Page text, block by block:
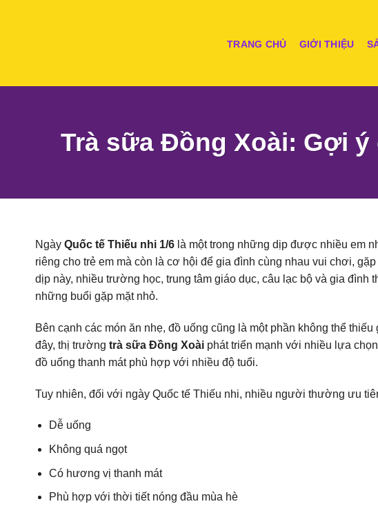
TRANG CHỦ GIỚI THIỆU
Trà sữa Đồng Xoài: Gợi
Ngày Quốc tế Thiếu nhi 1/6là một trong những dịp được nhiều em
riêng cho trẻ em mà còn là cơ hội để gia đình cùng nhau vui chơi,
dịp này, nhiều trường học, trung tâm giáo dục, câu lạc bộ và gia
những buổi gặp mặt nhỏ.
Bên cạnh các món ăn nhẹ, đồ uống cũng là một phần không thể
đây, thị trường trà sữa Đồng Xoàiphát triển mạnh với nhiều lựa
đồ uống thanh mát phù hợp với nhiều độ tuổi.
Tuy nhiên, đối với ngày Quốc tế Thiếu nhi, nhiều người thường ưu
Dễ uống
Không quá ngọt
Có hương vị thanh mát
Phù hợp với thời tiết nóng đầu mùa hè